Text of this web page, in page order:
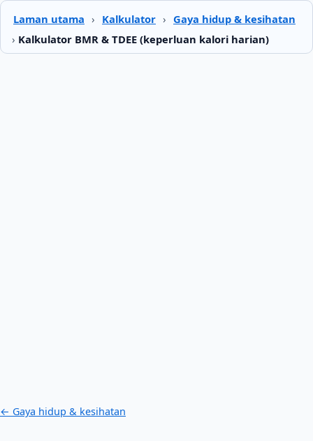
Laman utama › Kalkulator › Gaya hidup & kesihatan
› Kalkulator BMR & TDEE (keperluan kalori harian)
← Gaya hidup & kesihatan